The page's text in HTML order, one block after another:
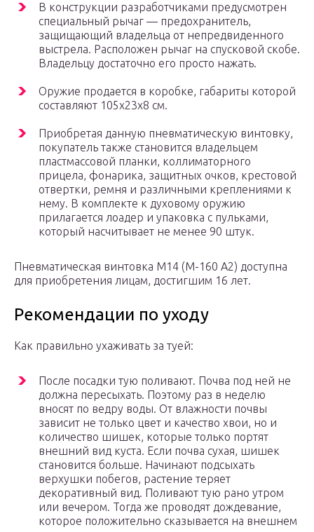
В конструкции разработчиками предусмотрен
специальный рычаг — предохранитель,
защищающий владельца от непредвиденного
выстрела. Расположен рычаг на спусковой скобе.
Владельцу достаточно его просто нажать.
Оружие продается в коробке, габариты которой
составляют 105х23х8 см.
Приобретая данную пневматическую винтовку,
покупатель также становится владельцем
пластмассовой планки, коллиматорного
прицела, фонарика, защитных очков, крестовой
отвертки, ремня и различными креплениями к
нему. В комплекте к духовому оружию
прилагается лоадер и упаковка с пульками,
который насчитывает не менее 90 штук.
Пневматическая винтовка М14 (М-160 А2) доступна
для приобретения лицам, достигшим 16 лет.
Рекомендации по уходу
Как правильно ухаживать за туей:
После посадки тую поливают. Почва под ней не
должна пересыхать. Поэтому раз в неделю
вносят по ведру воды. От влажности почвы
зависит не только цвет и качество хвои, но и
количество шишек, которые только портят
внешний вид куста. Если почва сухая, шишек
становится больше. Начинают подсыхать
верхушки побегов, растение теряет
декоративный вид. Поливают тую рано утром
или вечером. Тогда же проводят дождевание,
которое положительно сказывается на внешнем